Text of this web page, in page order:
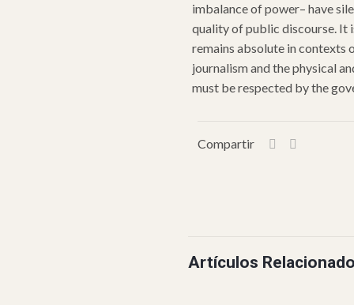
imbalance of power– have
quality of public discourse. It
remains absolute in contexts
journalism and the physical
must be respected by the
Compartir
Artículos